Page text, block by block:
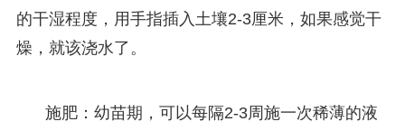
的干湿程度，用手指插入土壤2-3厘米，如果感觉干
燥，就该浇水了。
施肥：幼苗期，可以每隔2-3周施一次稀薄的液